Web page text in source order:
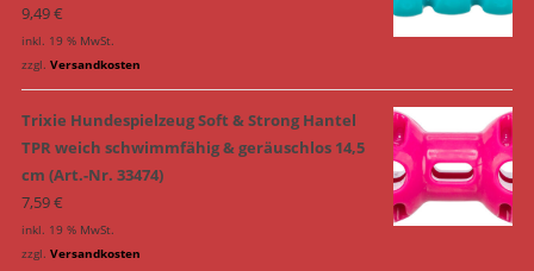
9,49€
inkl. 19 % MwSt.
zzgl. Versandkosten
Trixie Hundespielzeug Soft & Strong Hantel
TPR weich schwimmfähig & geräuschlos 14,5
cm (Art.-Nr. 33474)
7,59€
inkl. 19 % MwSt.
zzgl. Versandkosten